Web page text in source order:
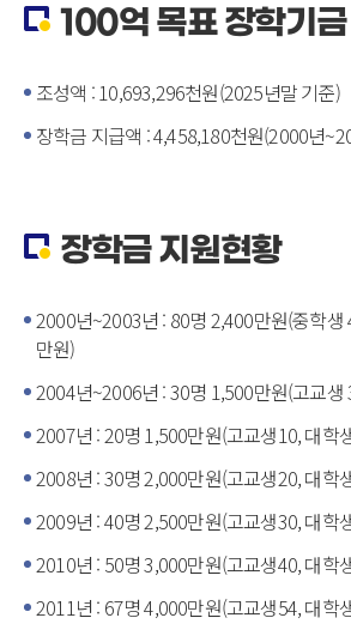
100억 목표 장학기
조성액 : 10,693,296천원(2025년말 기준)
장학금 지급액 : 4,458,180천원(2000년
장학금 지원현황
2000년~2003년 : 80명 2,400만원(중학생
만원)
2004년~2006년 : 30명 1,500만원(고교생
2007년 : 20명 1,500만원(고교생10, 대학
2008년 : 30명 2,000만원(고교생20, 대학
2009년 : 40명 2,500만원(고교생30, 대학
2010년 : 50명 3,000만원(고교생40, 대학
2011년 : 67명 4,000만원(고교생54, 대학